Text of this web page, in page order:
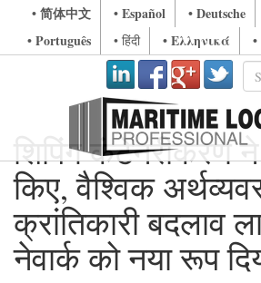
• 简体中文 • Español • Deutsche
• Português
• हिंदी • Ελληνικά
शिपिंग कंटेनरीकरण ने
किए, वैश्विक
क्रांतिकारी बदलाव
नेवार्क को नया रूप